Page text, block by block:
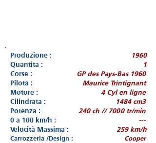
Produzione :
1960
Quantita :
1
Corse :
GP des Pays-Bas 1960
Pilota :
Maurice Trintignant
Motore :
4 Cyl en ligne
Cilindrata :
1484 cm3
Potenza :
240 ch // 7000 tr/min
0 a 100 km/h :
---
Velocità Massima :
259 km/h
Carrozzeria /Design : Cooper